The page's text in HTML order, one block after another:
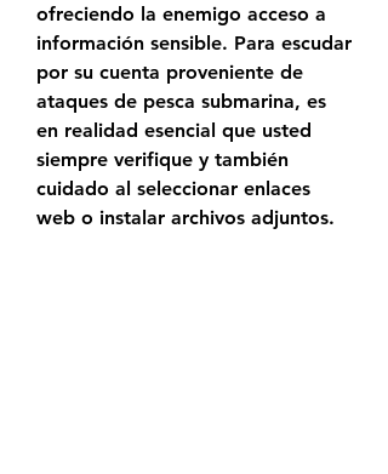
ofreciendo la enemigo acceso a
información sensible. Para escudar
por su cuenta proveniente de
ataques de pesca submarina, es
en realidad esencial que usted
siempre verifique y también
cuidado al seleccionar enlaces
web o instalar archivos adjuntos.